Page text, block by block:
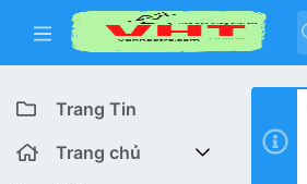
Trang Tin
Trang chủ